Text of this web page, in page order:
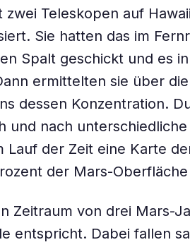
Teleskopen auf
Sie hatten das im
Spalt geschickt und es
ermittelten sie über
dessen Konzentration.
und nach unterschiedliche
Lauf der Zeit eine Karte
der Mars-
Zeitraum von drei Mars-
entspricht. Dabei fallen